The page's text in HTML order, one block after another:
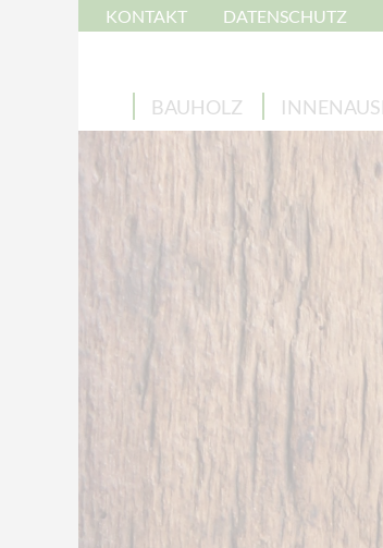
KONTAKT DATENSCHUTZ
BAUHOLZ